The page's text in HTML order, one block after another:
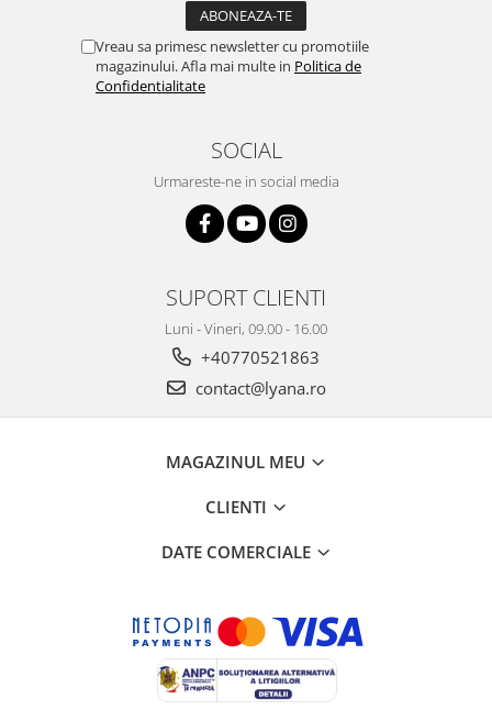
Vreau sa primesc newsletter cu promotiile
magazinului. Afla mai multe in Politica de
Confidentialitate
SOCIAL
Urmareste-ne in social media
SUPORT CLIENTI
Luni - Vineri, 09.00 - 16.00
+40770521863
contact@lyana.ro
MAGAZINUL MEU
CLIENTI
DATE COMERCIALE